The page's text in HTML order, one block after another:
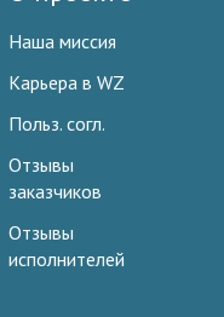
Наша миссия
Карьера в WZ
Польз. согл.
Отзывы
заказчиков
Отзывы
исполнителей